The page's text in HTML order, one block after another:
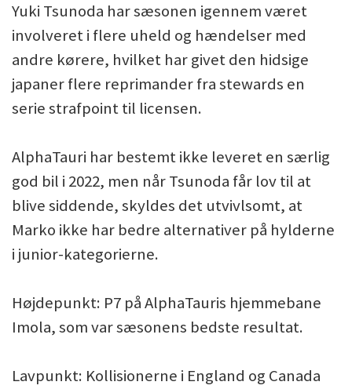
Yuki Tsunoda har sæsonen igennem været
involveret i flere uheld og hændelser med
andre kørere, hvilket har givet den hidsige
japaner flere reprimander fra stewards en
serie strafpoint til licensen.
AlphaTauri har bestemt ikke leveret en særlig
god bil i 2022, men når Tsunoda får lov til at
blive siddende, skyldes det utvivlsomt, at
Marko ikke har bedre alternativer på hylderne
i junior-kategorierne.
Højdepunkt: P7 på AlphaTauris hjemmebane
Imola, som var sæsonens bedste resultat.
Lavpunkt: Kollisionerne i England og Canada